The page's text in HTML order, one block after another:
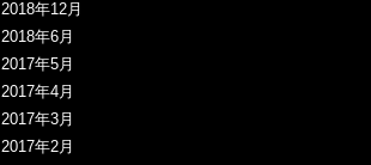
2018年12月
2018年6月
2017年5月
2017年4月
2017年3月
2017年2月